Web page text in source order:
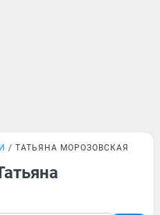
ТАТЬЯНА МОРОЗОВСКАЯ